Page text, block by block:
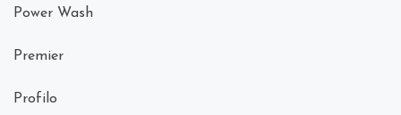
Power Wash
Premier
Profilo